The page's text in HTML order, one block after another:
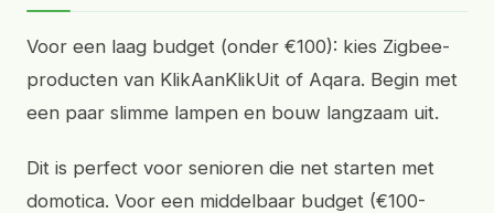
Voor een laag budget (onder €100): kies Zigbee-
producten van KlikAanKlikUit of Aqara. Begin met
een paar slimme lampen en bouw langzaam uit.
Dit is perfect voor senioren die net starten met
domotica. Voor een middelbaar budget (€100-